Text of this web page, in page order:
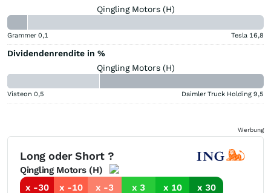
Qingling Motors (H)
Grammer 0,1 Tesla 16,8
Dividendenrendite in %
Qingling Motors (H)
Visteon 0,5 Daimler Truck Holding 9,5
Werbung
Long oder Short ?
Qingling Motors (H)
x -30
x -10 x -3 x 3 x 10 x 30